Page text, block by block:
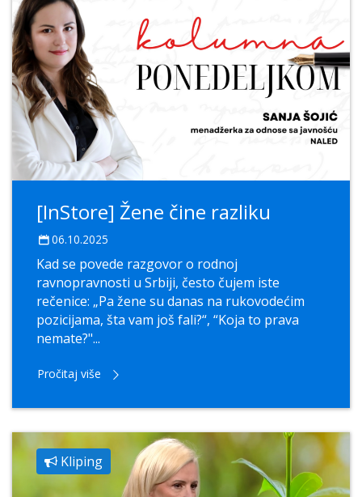
[InStore] Žene čine razliku
06.10.2025
Kad se povede razgovor o rodnoj
ravnopravnosti u Srbiji, često čujem iste
rečenice: „Pa žene su danas na rukovodećim
pozicijama, šta vam još fali?“, “Koja to prava
nemate?"...
Pročitaj više
Kliping